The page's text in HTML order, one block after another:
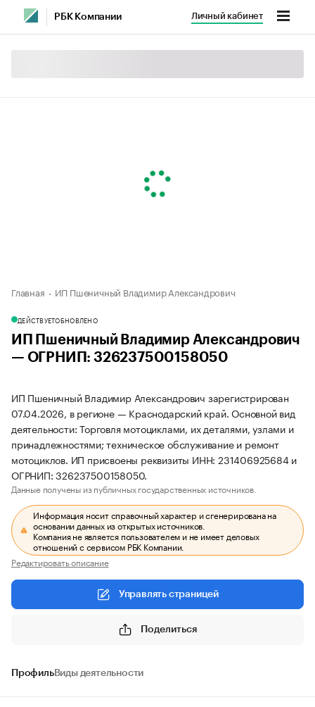
РБК Компании Личный кабинет
Главная ИП Пшеничный Владимир Александрович
ДЕЙСТВУЕТОБНОВЛЕНО
ИП Пшеничный Владимир Александрович
— ОГРНИП: 326237500158050
ИП Пшеничный Владимир Александрович зарегистрирован
07.04.2026, в регионе — Краснодарский край. Основной вид
деятельности: Торговля мотоциклами, их деталями, узлами и
принадлежностями; техническое обслуживание и ремонт
мотоциклов. ИП присвоены реквизиты ИНН: 231406925684 и
ОГРНИП: 326237500158050.
Данные получены из публичных государственных источников.
Информация носит справочный характер и сгенерирована на
основании данных из открытых источников.
Компания не является пользователем и не имеет деловых
отношений с сервисом РБК Компании.
Редактировать описание
Управлять страницей
Поделиться
ПрофильВиды деятельности